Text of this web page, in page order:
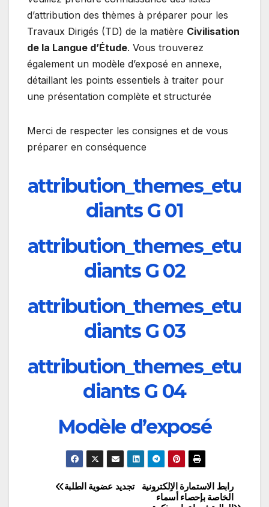
d’attribution des thèmes à préparer pour les
Travaux Dirigés (TD) de la matière Civilisation
de la Langue d’Étude. Vous trouverez
également un modèle d’exposé en annexe,
détaillant les points essentiels à traiter pour
une présentation complète et structurée
Merci de respecter les consignes et de vous
préparer en conséquence
attribution_themes_etu
diants G 01
attribution_themes_etu
diants G 02
attribution_themes_etu
diants G 03
attribution_themes_etu
diants G 04
Modèle d’exposé
تصفّح
تجديد عضوية الطلبة
رابط الاستمارة الاِلكترونية
الخاصة بإحصاء أسماء